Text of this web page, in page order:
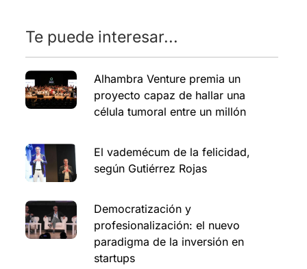
Te puede interesar...
Alhambra Venture premia un
proyecto capaz de hallar una
célula tumoral entre un millón
El vademécum de la felicidad,
según Gutiérrez Rojas
Democratización y
profesionalización: el nuevo
paradigma de la inversión en
startups